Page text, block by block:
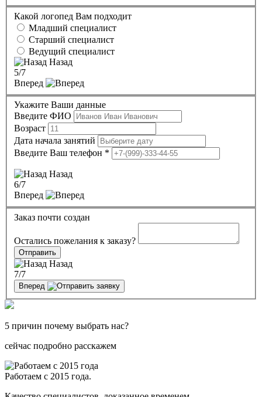
Какой логопед Вам подходит
Младший специалист
Старший специалист
Ведущий специалист
Назад
5/7
Вперед
Укажите Ваши данные
Введите ФИО
Возраст
Дата начала занятий
Введите Ваш телефон *
Назад
6/7
Вперед
Заказ почти создан
Остались пожелания к заказу?
Отправить
Назад
7/7
Вперед
5 причин почему выбрать нас?
сейчас подробно расскажем
Работаем с 2015 года.